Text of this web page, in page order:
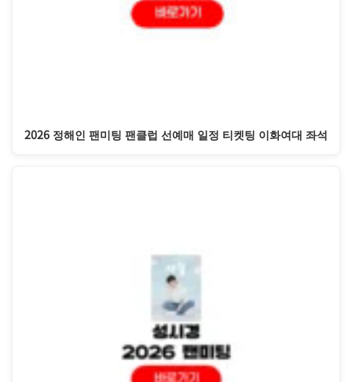
2026 정해인 팬미팅 팬클럽 선예매 일정 티켓팅 이화여대 좌석